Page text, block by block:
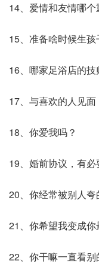
14、爱情和友情哪个
15、准备啥时候生孩
16、哪家足浴店的技
17、与喜欢的人见
18、你爱我吗？
19、婚前协议，有必
20、你经常被别人夸
21、你希望我变成
22、你干嘛一直看别